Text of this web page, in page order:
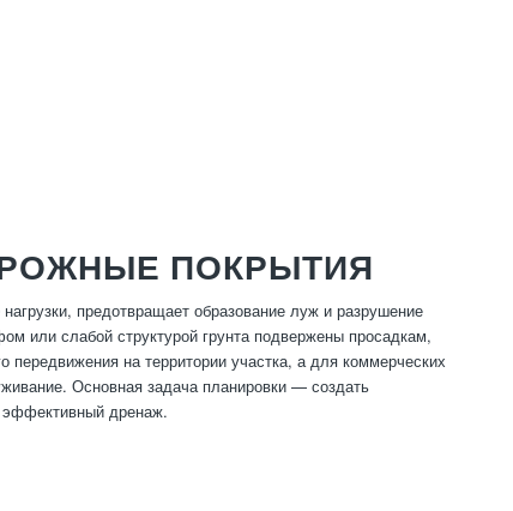
ПОКРЫТИЯ
предотвращает образование луж и разрушение
или слабой структурой грунта подвержены просадкам,
на территории участка, а для коммерческих
Основная задача планировки — создать
эффективный дренаж.